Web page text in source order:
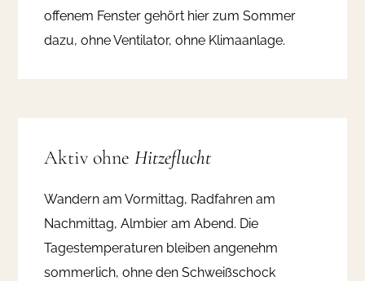
offenem Fenster gehört hier zum Sommer
dazu, ohne Ventilator, ohne Klimaanlage.
Aktiv ohneHitzeflucht
Wandern am Vormittag, Radfahren am
Nachmittag, Almbier am Abend. Die
Tagestemperaturen bleiben angenehm
sommerlich, ohne den Schweißschock